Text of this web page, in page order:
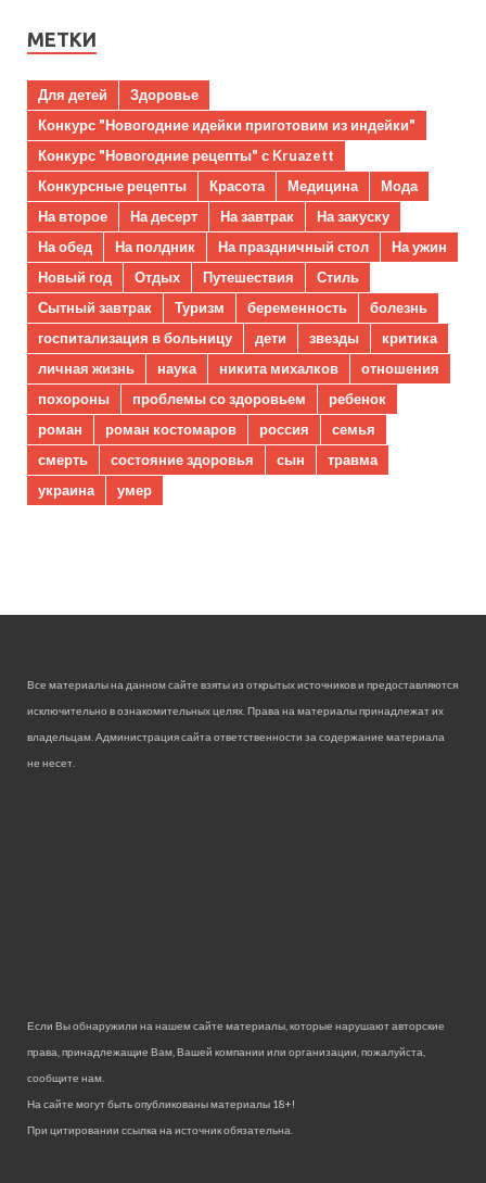
МЕТКИ
Для детей
Здоровье
Конкурс "Новогодние идейки приготовим из индейки"
Конкурс "Новогодние рецепты" с Kruazett
Конкурсные рецепты
Красота Медицина
Мода
На второе
На десерт На завтрак
На закуску
На обед
На полдник На праздничный стол
На ужин
Новый год
Отдых Путешествия
Стиль
Сытный завтрак
Туризм беременность
болезнь
госпитализация в больницу
дети звезды
критика
личная жизнь
наука никита михалков
отношения
похороны
проблемы со здоровьем
ребенок
роман
роман костомаров россия
семья
смерть
состояние здоровья сын
травма
украина
умер
Все материалы на данном сайте взяты из открытых источников и предоставляются
исключительно в ознакомительных целях. Права на материалы принадлежат их
владельцам. Администрация сайта ответственности за содержание материала
не несет.
Если Вы обнаружили на нашем сайте материалы, которые нарушают авторские
права, принадлежащие Вам, Вашей компании или организации, пожалуйста,
сообщите нам.
На сайте могут быть опубликованы материалы 18+!
При цитировании ссылка на источник обязательна.